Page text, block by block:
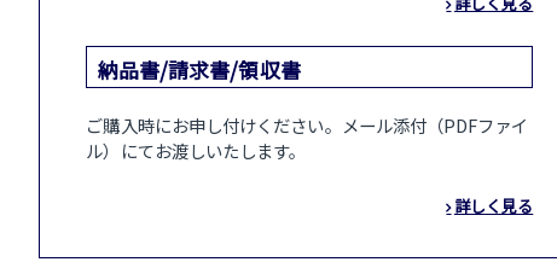
納品書/請求書/領収書
ご購入時にお申し付けください。メール添付（PDFファイ
ル）にてお渡しいたします。
詳しく見る